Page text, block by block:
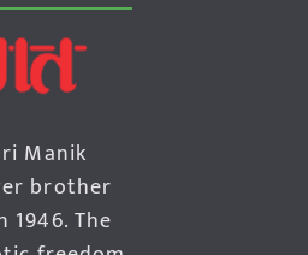
Manik
brother
1946. The